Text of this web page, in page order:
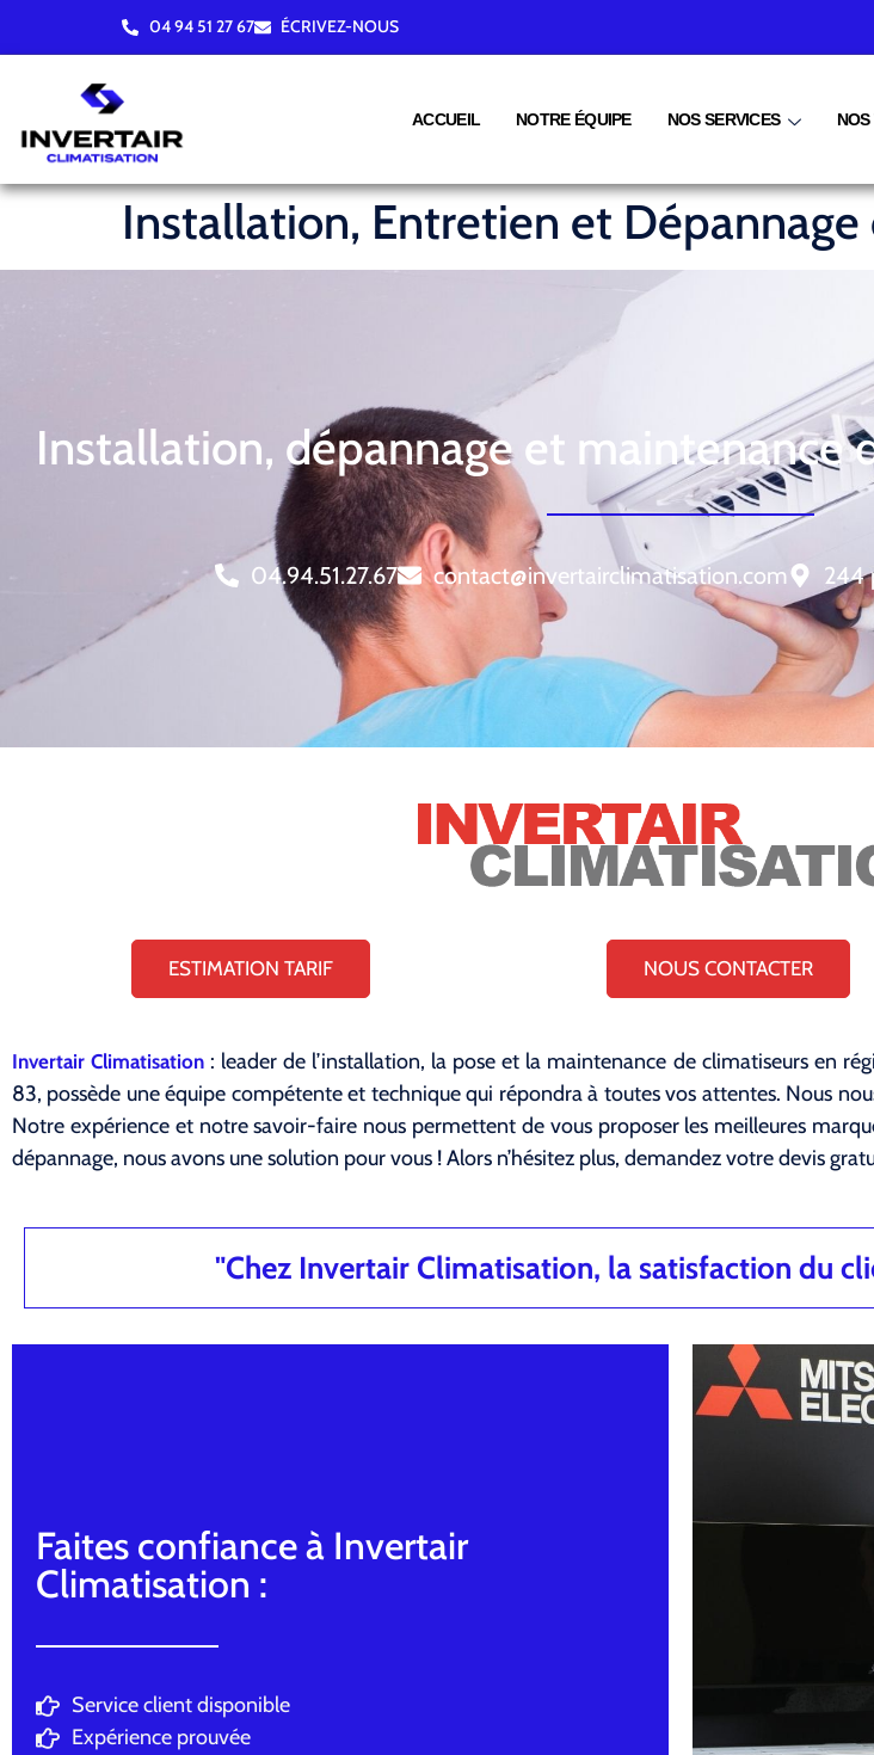
04 94 51 27 67 ÉCRIVEZ-NOUS
ACCUEIL NOTRE ÉQUIPE NOS SERVICES
Installation, Entretien et
Installation, dépannage et maintenance
04.94.51.27.67 contact@invertairclimatisation.com 244
ESTIMATION TARIF NOUS CONTACTER
Invertair Climatisation : leader de l’installation, la pose et la maintenance de climatiseurs en
83, possède une équipe compétente et technique qui répondra à toutes vos attentes. Nous
Notre expérience et notre savoir-faire nous permettent de vous proposer les meilleures
dépannage, nous avons une solution pour vous ! Alors n’hésitez plus, demandez votre devis
"Chez Invertair Climatisation, la satisfaction du
Faites confiance à Invertair
Climatisation :
Service client disponible
Expérience prouvée